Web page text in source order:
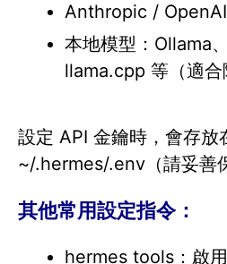
Anthropic /
本地模型：Ollama
llama.cpp 等（適合
設定 API 金鑰時，會存放
~/.hermes/.env（請妥善
其他常用設定指令：
hermes tools：啟